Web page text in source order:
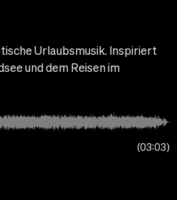
Urlaubsmusik. Inspiriert
und dem Reisen im
03:03